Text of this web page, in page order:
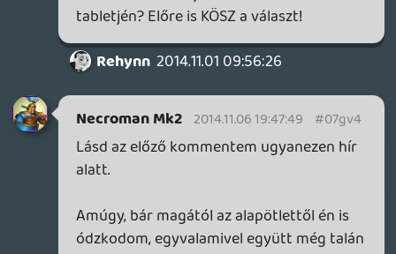
pepimama 2014.11.06 09:26:21 #07gv3
KÖSZ szépen a segítséget! Töröltem a
podcastek közül a gamer365-öt, aztán
újra "megrendeltem" és akkor már egyből
Warhawk 2014.11.05 11:08:58
Tommy_Angelo
Warhawk 2014.11.05 05:52:44